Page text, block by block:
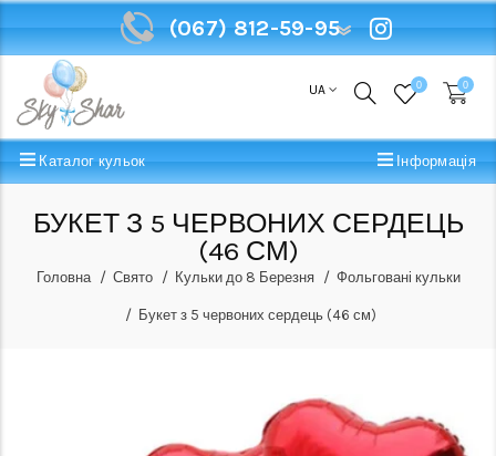
(067) 812-59-95
UA 0 0
Каталог кульок Інформація
БУКЕТ З 5 ЧЕРВОНИХ СЕРДЕЦЬ
(46 СМ)
Головна Свято Кульки до 8 Березня Фольговані кульки
Букет з 5 червоних сердець (46 см)